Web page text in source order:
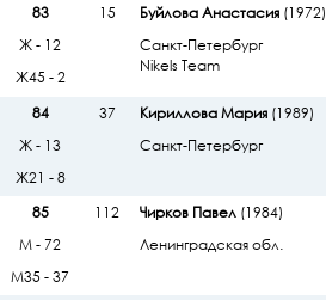
83
15 Буйлова Анастасия(1972)
Санкт-Петербург
Nikels Team
Ж - 12
Ж45 - 2
84
37 Кириллова Мария(1989)
Санкт-Петербург
Ж - 13
Ж21 - 8
85
112 Чирков Павел(1984)
Ленинградская обл.
М - 72
М35 - 37